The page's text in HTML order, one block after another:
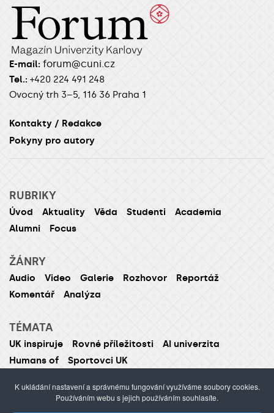
E-mail: forum@cuni.cz
Tel.: +420 224 491 248
Ovocný trh 3–5, 116 36 Praha 1
Kontakty / Redakce
Pokyny pro autory
RUBRIKY
Úvod Aktuality Věda Studenti
Academia
Alumni
Focus
ŽÁNRY
Audio Video Galerie Rozhovor
Reportáž
Komentář
Analýza
TÉMATA
UK inspiruje Rovné příležitosti
AI univerzita
Humans of
Sportovci UK
K ukládání nastavení a správnému fungování využíváme soubory cookies.
Používáním webu s jejich používáním souhlasíte.